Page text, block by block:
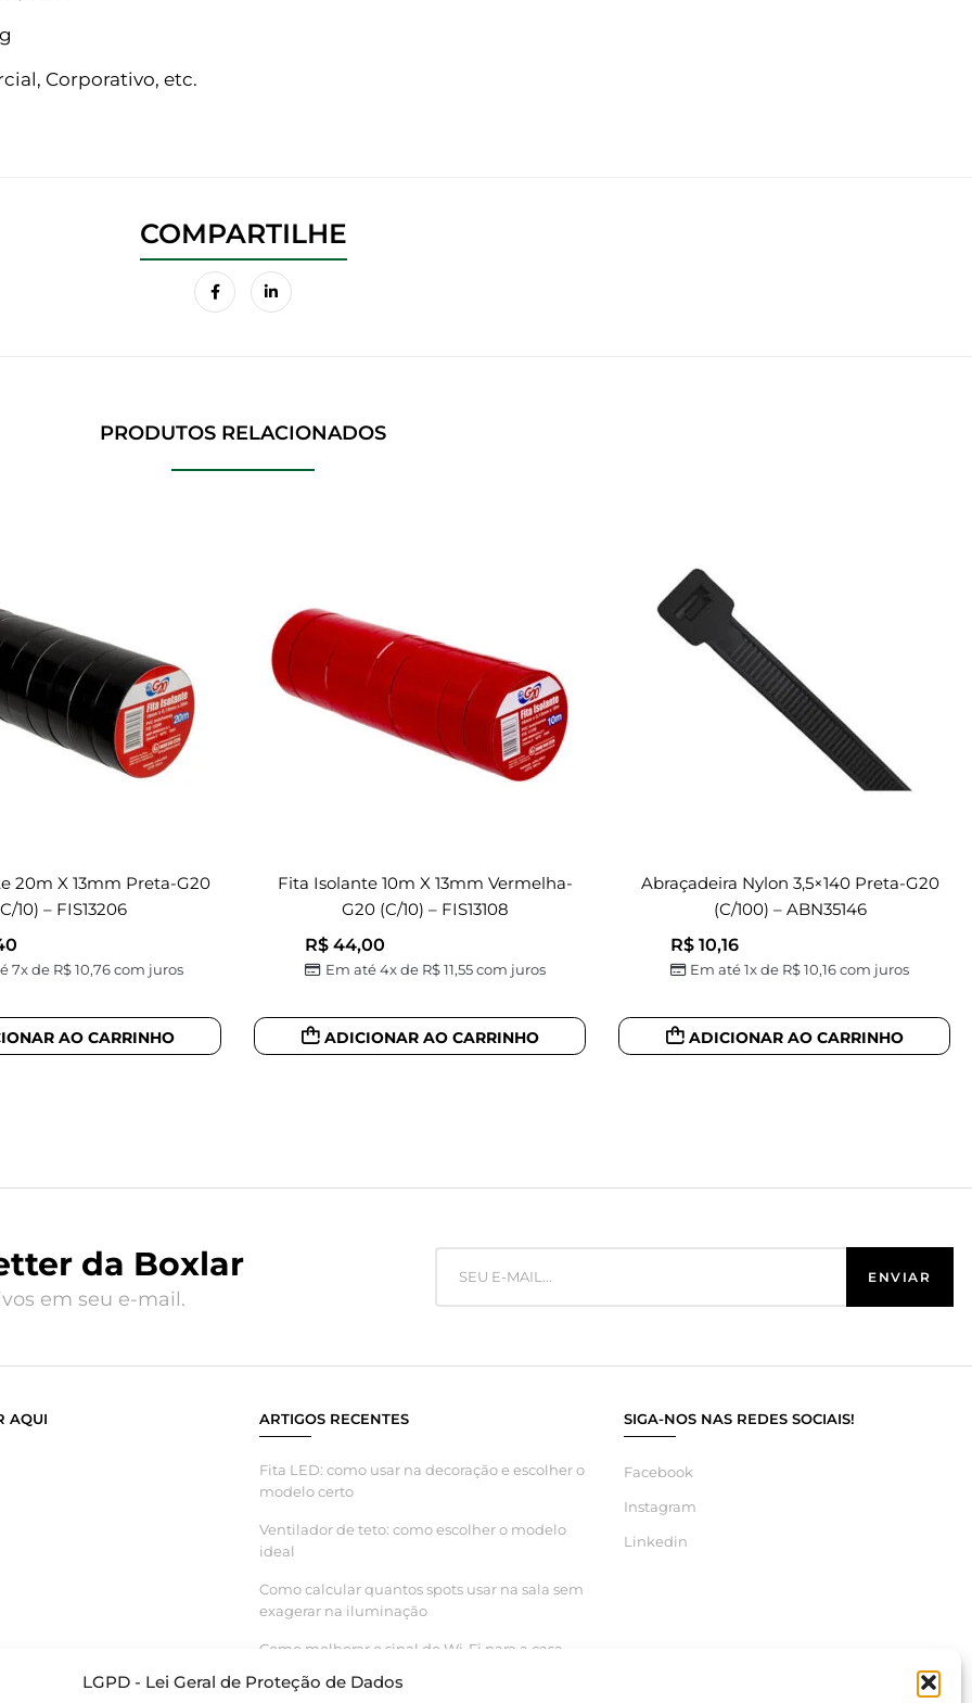
LGPD - Lei Geral de Proteção de Dados
Corporativo, etc.
PRODUTOS RELACIONADOS
20m X 13mm Preta-G20
10) – FIS13206
7x de R$10,76com juros
AO CARRINHO
Fita Isolante 10m X 13mm Vermelha-
G20 (c/10) – FIS13108
R$ 44,00
Em até 4x de R$11,55com juros
ADICIONAR AO CARRINHO
Abraçadeira Nylon 3,5×140 Preta-G20
(c/100) – ABN35146
R$10,16
Em até 1x de R$10,16com juros
ADICIONAR AO CARRINHO
da Boxlar
em seu e-mail.
AQUI ARTIGOS RECENTES
Fita LED: como usar na decoração e escolher o
modelo certo
Ventilador de teto: como escolher o modelo
ideal
Como calcular quantos spots usar na sala sem
exagerar na iluminação
Como melhorar o sinal do Wi-Fi para a casa
inteligente funcionar melhor
SIGA-NOS NAS REDES SOCIAIS!
Facebook
Instagram
Linkedin